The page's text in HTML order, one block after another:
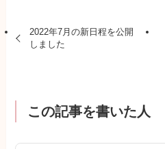
2022年7月の新日程を公開
しました
この記事を書いた人